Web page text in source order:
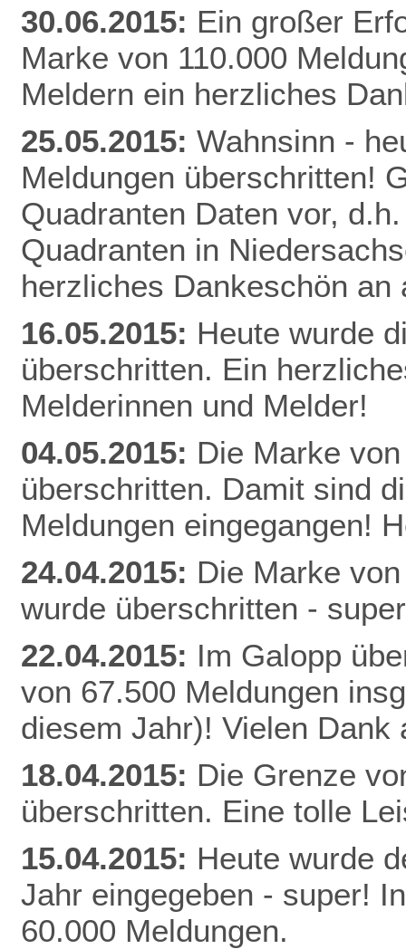
30.06.2015: Ein großer
Marke von 110.000
Meldern ein herzliches
25.05.2015: Wahnsinn -
Meldungen überschritten!
Quadranten Daten vor,
Quadranten in
herzliches Dankeschön
16.05.2015: Heute wurde
überschritten. Ein
Melderinnen und Melder!
04.05.2015: Die Marke
überschritten. Damit sind
Meldungen eingegangen!
24.04.2015: Die Marke
wurde überschritten -
22.04.2015: Im Galopp
von 67.500 Meldungen
diesem Jahr)! Vielen
18.04.2015: Die Grenze
überschritten. Eine tolle
15.04.2015: Heute wurde
Jahr eingegeben - super!
60.000 Meldungen.